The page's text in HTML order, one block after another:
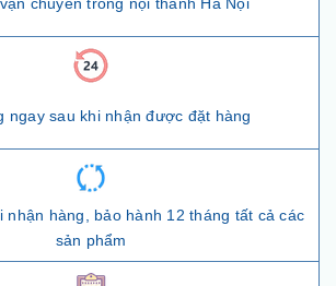
ngay sau khi nhận được đặt hàng
nhận hàng, bảo hành 12 tháng tất cả các
sản phẩm